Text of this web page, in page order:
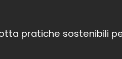
pratiche sostenibili